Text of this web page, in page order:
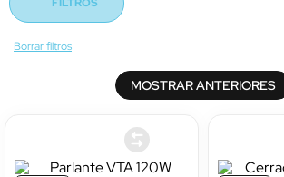
MOSTRAR ANTERIORES